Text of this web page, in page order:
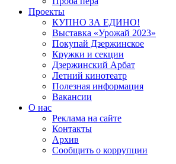
Проекты
КУПНО ЗА ЕДИНО!
Выставка «Урожай 2023»
Покупай Дзержинское
Кружки и секции
Дзержинский Арбат
Летний кинотеатр
Полезная информация
Вакансии
О нас
Реклама на сайте
Контакты
Архив
Сообщить о коррупции